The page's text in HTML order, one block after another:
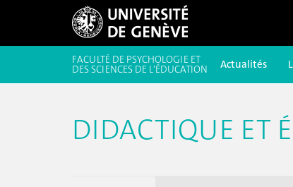
FACULTÉ DE PSYCHOLOGIE ET
DES SCIENCES DE L'ÉDUCATION Actualités
DIDACTIQUE ET